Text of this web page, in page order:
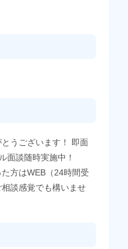
うございます！ 即面
面談随時実施中！
方はWEB（24時間受
談感覚でも構いませ